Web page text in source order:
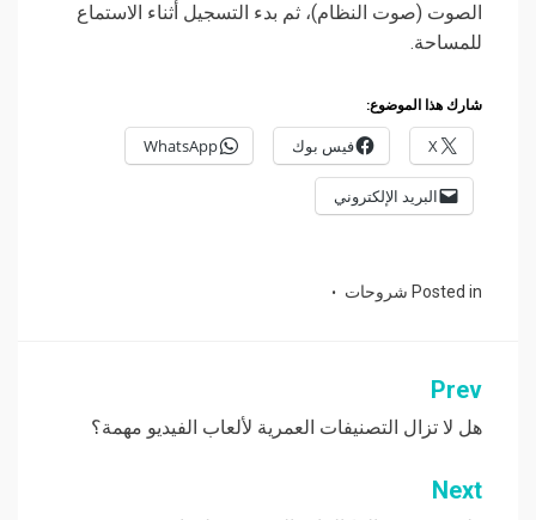
الصوت (صوت النظام)، ثم بدء التسجيل أثناء الاستماع
للمساحة.
شارك هذا الموضوع:
X فيس بوك WhatsApp
البريد الإلكتروني
Posted in شروحات
تصفّح
المقالات
Prev
هل لا تزال التصنيفات العمرية لألعاب الفيديو مهمة؟
Next